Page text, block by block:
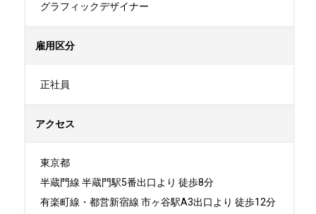
グラフィックデザイナー
雇用区分
正社員
アクセス
東京都
半蔵門線 半蔵門駅5番出口より 徒歩8分
有楽町線・都営新宿線 市ヶ谷駅A3出口より 徒歩12分